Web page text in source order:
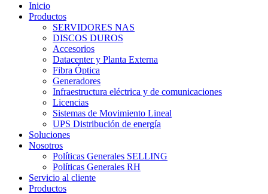
Inicio
Productos
SERVIDORES NAS
DISCOS DUROS
Accesorios
Datacenter y Planta Externa
Fibra Óptica
Generadores
Infraestructura eléctrica y de comunicaciones
Licencias
Sistemas de Movimiento Lineal
UPS Distribución de energía
Soluciones
Nosotros
Políticas Generales SELLING
Políticas Generales RH
Servicio al cliente
Productos